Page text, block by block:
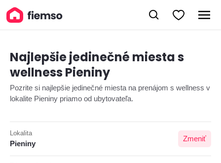
Najlepšie jedinečné miesta s
wellness Pieniny
Pozrite si najlepšie jedinečné miesta na prenájom s wellness v
lokalite Pieniny priamo od ubytovateľa.
Lokalita
Pieniny
Zmeniť